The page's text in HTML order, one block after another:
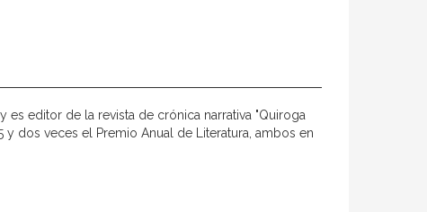
es editor de la revista de crónica narrativa "Quiroga
dos veces el Premio Anual de Literatura, ambos en